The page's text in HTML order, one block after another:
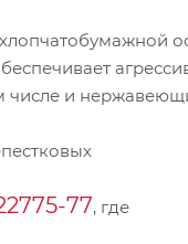
числе и
77, где